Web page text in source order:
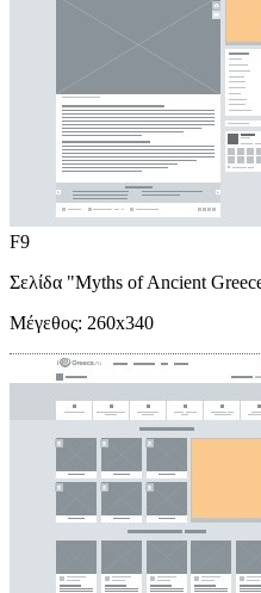
F9
Σελίδα "Myths of Ancient
Μέγεθος: 260x340